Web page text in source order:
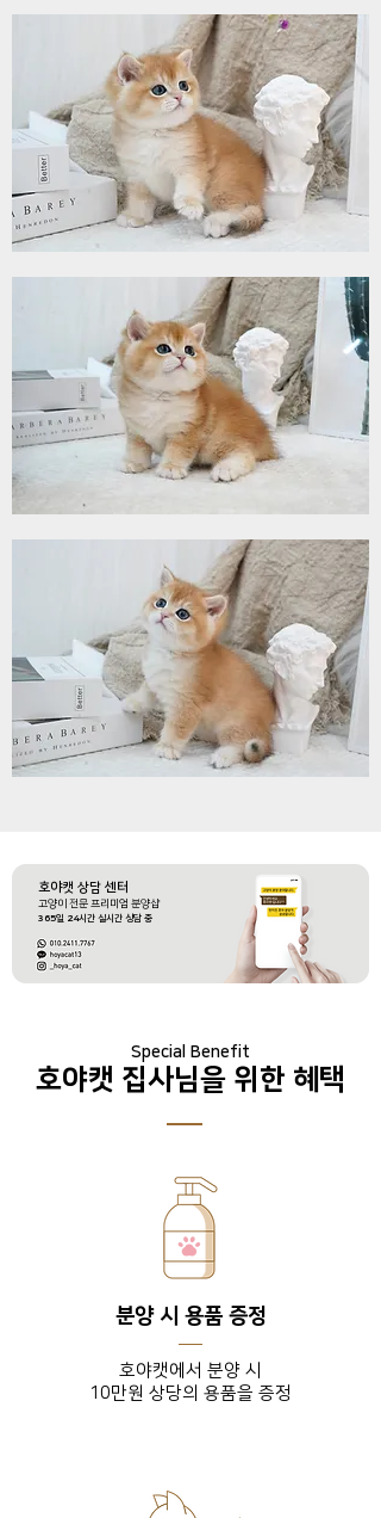
호야캣 상담 센터
​고양이 전문 프리미엄 분양샵
365일 24시간 실시간 상담 중
Special Benefit
호야캣 집사님을 위한 혜택
분양 시 용품 증정
호야캣에서 분양 시
10만원 상당의 용품을 증정